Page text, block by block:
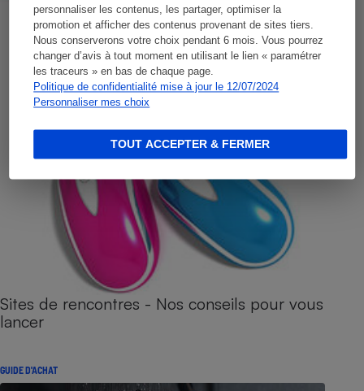
personnaliser les contenus, les partager, optimiser la
promotion et afficher des contenus provenant de sites tiers.
Nous conserverons votre choix pendant 6 mois. Vous pourrez
changer d’avis à tout moment en utilisant le lien « paramétrer
les traceurs » en bas de chaque page.
Politique de confidentialité mise à jour le 12/07/2024
Personnaliser mes choix
TOUT ACCEPTER & FERMER
Sites de rencontres - Nos conseils pour vous
lancer
GUIDE D'ACHAT